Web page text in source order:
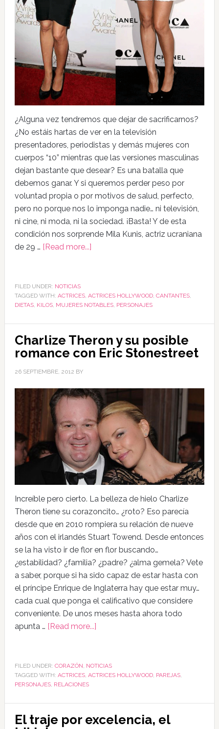
¿Alguna vez tendremos que dejar de sacrificarnos?
¿No estáis hartas de ver en la televisión
presentadores, periodistas y demás mujeres con
cuerpos “10” mientras que las versiones masculinas
dejan bastante que desear? Es una batalla que
debemos ganar. Y si queremos perder peso por
voluntad propia o por motivos de salud, perfecto,
pero no porque nos lo imponga nadie… ni televisión,
ni cine, ni moda, ni la sociedad. ¡Basta! Y de esta
condición nos sorprende Mila Kunis, actriz ucraniana
de 29 … [Read more...]
FILED UNDER: NOTICIAS
TAGGED WITH: ACTRICES, ACTRICES HOLLYWOOD, CANTANTES,
DIETAS, KILOS, MUJERES NOTABLES, PERSONAJES
Charlize Theron y su posible
romance con Eric Stonestreet
26 SEPTIEMBRE, 2012 BY
Increíble pero cierto. La belleza de hielo Charlize
Theron tiene su corazoncito… ¿roto? Eso parecía
desde que en 2010 rompiera su relación de nueve
años con el irlandés Stuart Towend. Desde entonces
se la ha visto ir de flor en flor buscando…
¿estabilidad? ¿familia? ¿padre? ¿alma gemela? Vete
a saber, porque si ha sido capaz de estar hasta con
el príncipe Enrique de Inglaterra hay que estar muy…
cada cual que ponga el calificativo que considere
conveniente. De unos meses hasta ahora todo
apunta … [Read more...]
FILED UNDER: CORAZÓN, NOTICIAS
TAGGED WITH: ACTRICES, ACTRICES HOLLYWOOD, PAREJAS,
PERSONAJES, RELACIONES
El traje por excelencia, el